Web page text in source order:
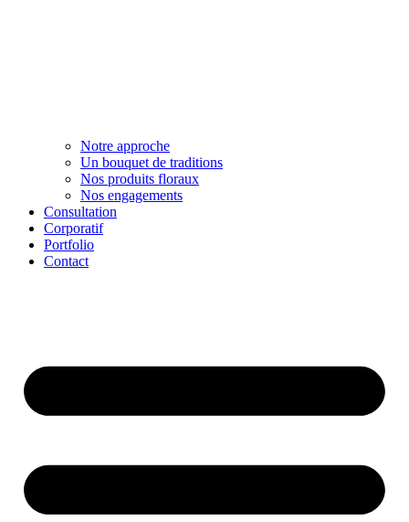
Notre approche​
Un bouquet de traditions
Nos produits floraux
Nos engagements
Consultation
Corporatif
Portfolio
Contact